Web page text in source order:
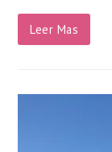
Leer Mas